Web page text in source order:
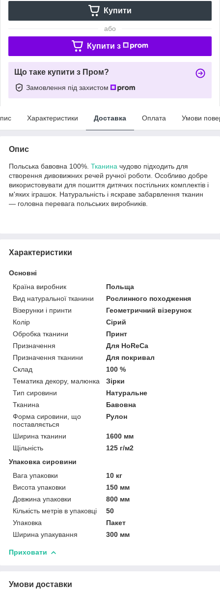
Купити
або
Купити з
Що таке купити з Пром?
Замовлення під захистом
Характеристики Доставка Оплата Умови
Опис
Польська бавовна 100%. Тканина чудово підходить для
створення дивовижних речей ручної роботи. Особливо добре
використовувати для пошиття дитячих постільних комплектів і
м'яких іграшок. Натуральність і яскраве забарвлення тканин
— головна перевага польських виробників.
Характеристики
Основні
Країна виробник
Польща
Вид натуральної тканини
Рослинного походження
Візерунки і принти
Геометричний візерунок
Колір
Сірий
Обробка тканини
Принт
Призначення
Для HoReCa
Призначення тканини
Для покривал
Склад
100 %
Тематика декору, малюнка
Зірки
Тип сировини
Натуральне
Тканина
Бавовна
Форма сировини, що
поставляється
Рулон
Ширина тканини
1600 мм
Щільність
125 г/м2
Упаковка сировини
Вага упаковки
10 кг
Висота упаковки
150 мм
Довжина упаковки
800 мм
Кількість метрів в упаковці
50
Упаковка
Пакет
Ширина упакування
300 мм
Приховати
Умови доставки